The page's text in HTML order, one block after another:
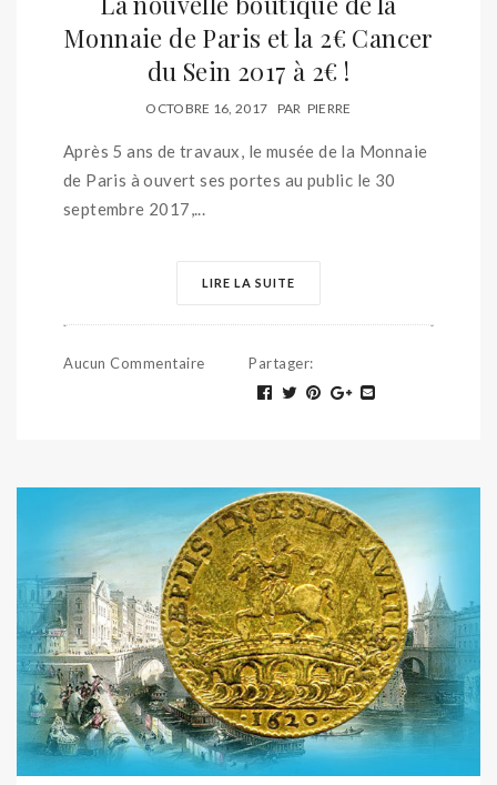
Monnaie de Paris et la 2€ Cancer
du Sein 2017 à 2€ !
OCTOBRE 16, 2017 PAR PIERRE
Après 5 ans de travaux, le musée de la Monnaie
de Paris à ouvert ses portes au public le 30
septembre 2017,...
LIRE LA SUITE
Aucun Commentaire Partager: